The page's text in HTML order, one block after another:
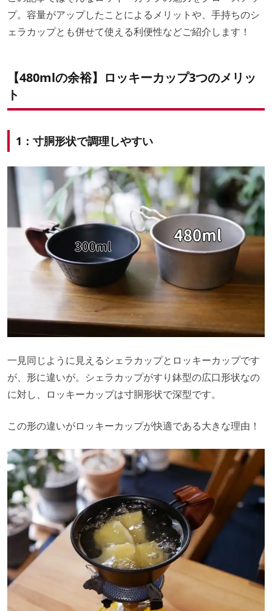
プ。容量がアップしたことによるメリットや、手持ちのシ
ェラカップとも併せて使える利便性などご紹介します！
【480mlの余裕】ロッキーカップ3つのメリッ
ト
1：寸胴形状で調理しやすい
一見同じように見えるシェラカップとロッキーカップです
が、形に違いが。シェラカップがすり鉢型の広口形状なの
に対し、ロッキーカップは寸胴形状で深型です。
この形の違いがロッキーカップが快適である大きな理由！